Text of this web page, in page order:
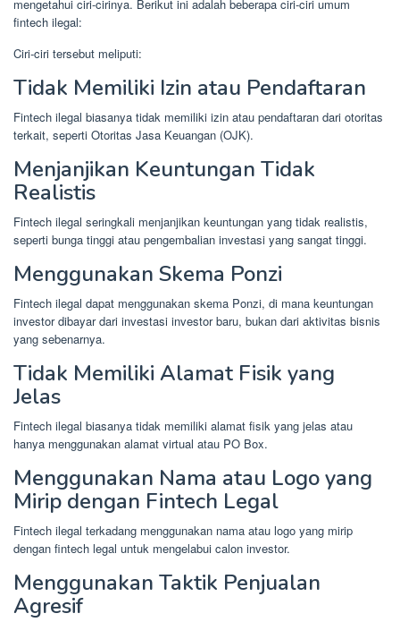
mengetahui ciri-cirinya. Berikut ini adalah beberapa ciri-ciri umum
fintech ilegal:
Ciri-ciri tersebut meliputi:
Tidak Memiliki Izin atau Pendaftaran
Fintech ilegal biasanya tidak memiliki izin atau pendaftaran dari otoritas
terkait, seperti Otoritas Jasa Keuangan (OJK).
Menjanjikan Keuntungan Tidak
Realistis
Fintech ilegal seringkali menjanjikan keuntungan yang tidak realistis,
seperti bunga tinggi atau pengembalian investasi yang sangat tinggi.
Menggunakan Skema Ponzi
Fintech ilegal dapat menggunakan skema Ponzi, di mana keuntungan
investor dibayar dari investasi investor baru, bukan dari aktivitas bisnis
yang sebenarnya.
Tidak Memiliki Alamat Fisik yang
Jelas
Fintech ilegal biasanya tidak memiliki alamat fisik yang jelas atau
hanya menggunakan alamat virtual atau PO Box.
Menggunakan Nama atau Logo yang
Mirip dengan Fintech Legal
Fintech ilegal terkadang menggunakan nama atau logo yang mirip
dengan fintech legal untuk mengelabui calon investor.
Menggunakan Taktik Penjualan
Agresif